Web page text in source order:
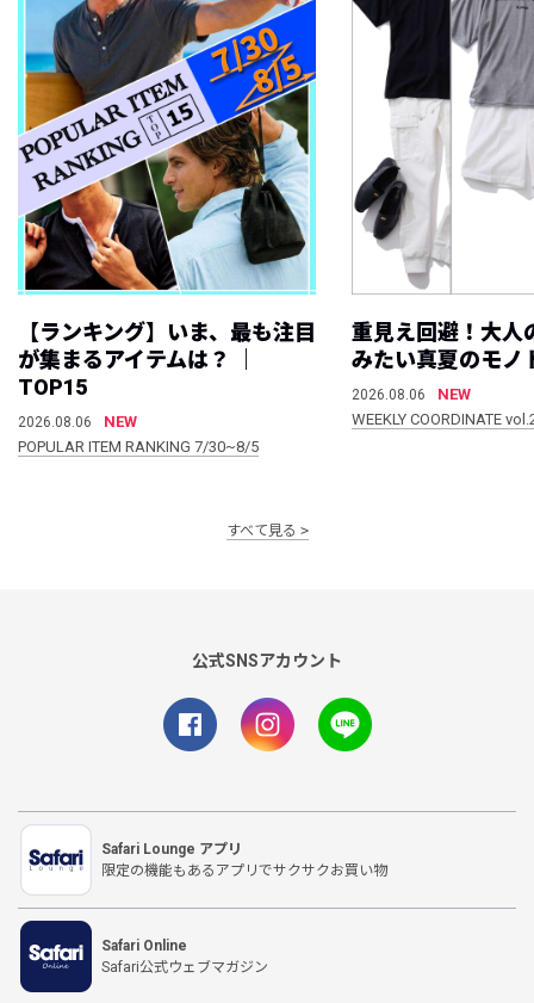
【ランキング】いま、最も注目
が集まるアイテムは？ ｜
TOP15
2026.08.06
NEW
POPULAR ITEM RANKING 7/30~8/5
重見え回避！大人
みたい真夏のモノ
2026.08.06
NEW
WEEKLY COORDINATE
すべて見る
公式SNSアカウント
Safari Lounge アプリ
限定の機能もあるアプリでサクサクお買い物
Safari Online
Safari公式ウェブマガジン